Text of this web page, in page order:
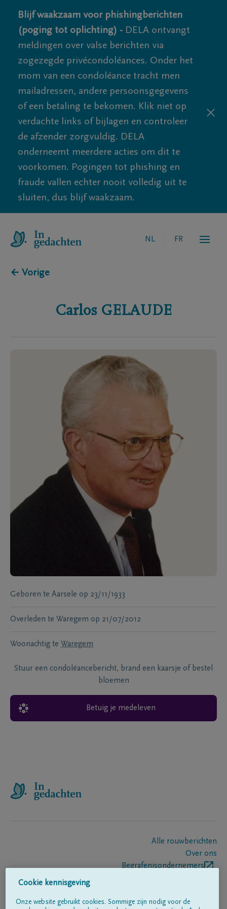
Blijf waakzaam voor phishingberichten
(poging tot oplichting) - DELA ontvangt
meldingen over valse berichten via
zogezegde privécondoléances. Onder het
mom van een condoléance tracht men
mailadressen, andere persoonsgegevens
of een betaling te bekomen. Klik niet op
verdachte links of bijlagen en controleer
de afzender zorgvuldig. DELA
onderneemt meerdere acties om dit te
voorkomen. Pogingen tot phishing en
fraude vallen echter nooit volledig uit te
sluiten, dus blijf waakzaam.
NL FR
← Vorige
Carlos GELAUDE
Geboren te Aarsele op 23/11/1933
Overleden te Waregem op 21/07/2012
Woonachtig te Waregem
Stuur een condoléancebericht, brand een kaarsje of bestel
bloemen
Betuig je medeleven
Alle rouwberichten
Over ons
Begrafenisondernemers
Cookie kennisgeving
Onze website gebruikt cookies. Sommige zijn nodig voor de